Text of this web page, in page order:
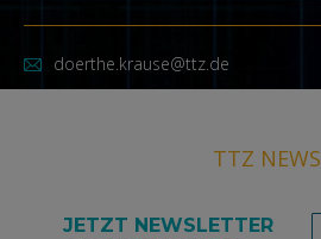
doerthe.krause@ttz.de
TTZ NEWS
JETZT NEWSLETTER